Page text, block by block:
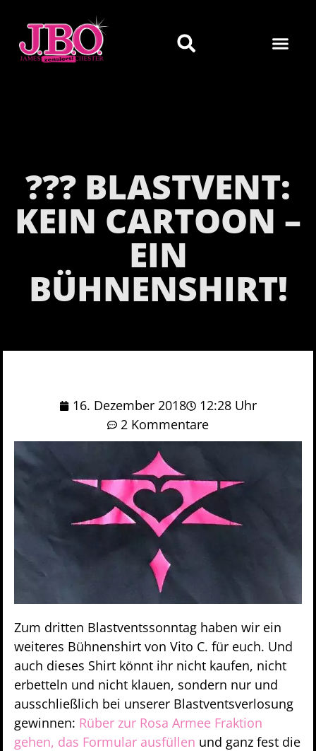
??? BLASTVENT:
KEIN CARTOON –
EIN
BÜHNENSHIRT!
16. Dezember 2018
12:28 Uhr
2 Kommentare
Zum dritten Blastventssonntag haben wir ein
weiteres Bühnenshirt von Vito C. für euch. Und
auch dieses Shirt könnt ihr nicht kaufen, nicht
erbetteln und nicht klauen, sondern nur und
ausschließlich bei unserer Blastventsverlosung
gewinnen: Rüber zur Rosa Armee Fraktion
gehen, das Formular ausfüllen und ganz fest die